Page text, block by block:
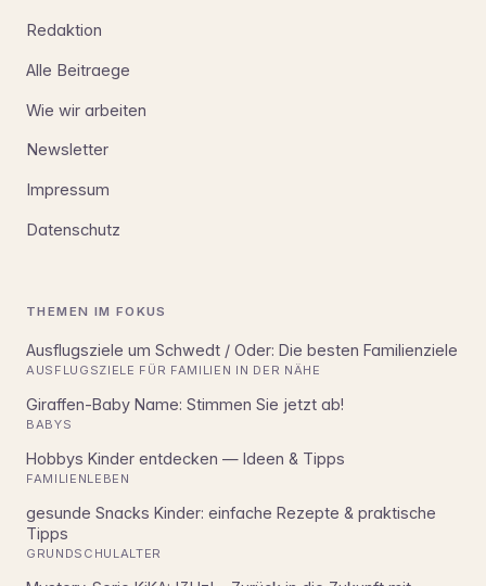
Redaktion
Alle Beitraege
Wie wir arbeiten
Newsletter
Impressum
Datenschutz
THEMEN IM FOKUS
Ausflugsziele um Schwedt / Oder: Die besten Familienziele
AUSFLUGSZIELE FÜR FAMILIEN IN DER NÄHE
Giraffen-Baby Name: Stimmen Sie jetzt ab!
BABYS
Hobbys Kinder entdecken — Ideen & Tipps
FAMILIENLEBEN
gesunde Snacks Kinder: einfache Rezepte & praktische
Tipps
GRUNDSCHULALTER